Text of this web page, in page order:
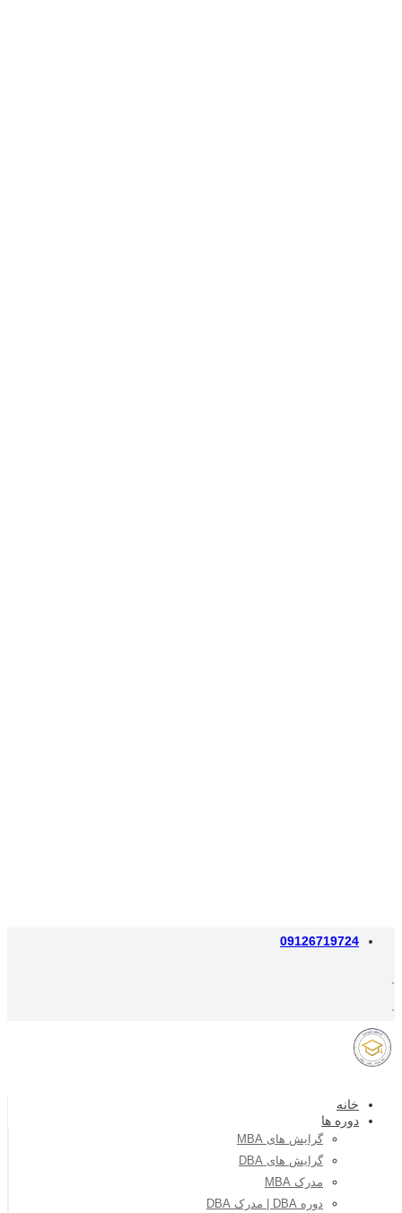
09126719724
خانه
دوره ها
گرایش های MBA
گرایش های DBA
مدرک MBA
دوره DBA | مدرک DBA